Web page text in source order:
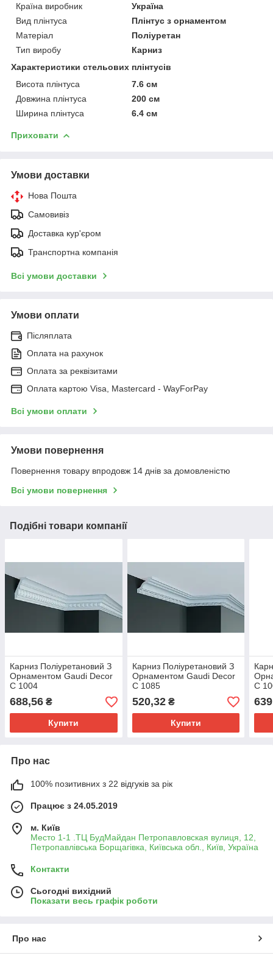
Країна виробник
Україна
Вид плінтуса
Плінтус з орнаментом
Матеріал
Поліуретан
Тип виробу
Карниз
Характеристики стельових плінтусів
Висота плінтуса
7.6 см
Довжина плінтуса
200 см
Ширина плінтуса
6.4 см
Приховати
Умови доставки
Нова Пошта
Самовивіз
Доставка кур'єром
Транспортна компанія
Всі умови доставки
Умови оплати
Післяплата
Оплата на рахунок
Оплата за реквізитами
Оплата картою Visa, Mastercard - WayForPay
Всі умови оплати
Умови повернення
Повернення товару впродовж 14 днів за домовленістю
Всі умови повернення
Подібні товари компанії
Карниз Поліуретановий З
Орнаментом Gaudi Decor
C 1004
688,56 ₴
Купити
Карниз Поліуретановий З
Орнаментом Gaudi Decor
C 1085
520,32₴
Купити
C
Про нас
100% позитивних з 22 відгуків за рік
Працює з 24.05.2019
м. Київ
Место 1-1 .ТЦ БудМайдан Петропавловская вулиця, 12,
Петропавлівська Борщагівка, Київська обл., Київ, Україна
Контакти
Сьогодні вихідний
Показати весь графік роботи
Про нас